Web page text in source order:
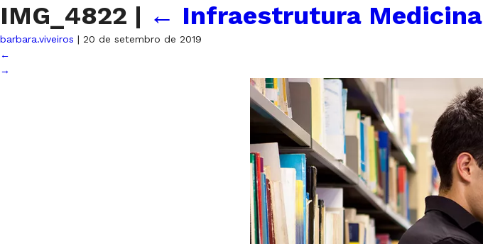
IMG_4822 | ← Infraestrutura Medicina
barbara.viveiros | 20 de setembro de 2019
←
→